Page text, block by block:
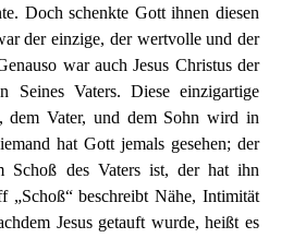
Doch schenkte Gott ihnen diesen
der einzige, der wertvolle und der
war auch Jesus Christus der
Seines Vaters. Diese einzigartige
dem Vater, und dem Sohn wird in
hat Gott jemals gesehen; der
Schoß des Vaters ist, der hat ihn
„Schoß“ beschreibt Nähe, Intimität
Jesus getauft wurde, heißt es